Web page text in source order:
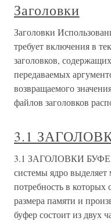
Заголовки
Заголовки
требует включения в
заголовков,
передаваемых
возвращаемого
файлов заголовков
3.1
3.1 ЗАГОЛОВКИ
системы ядро выделяет
потребность в которых
размера памяти и
буфер состоит из двух